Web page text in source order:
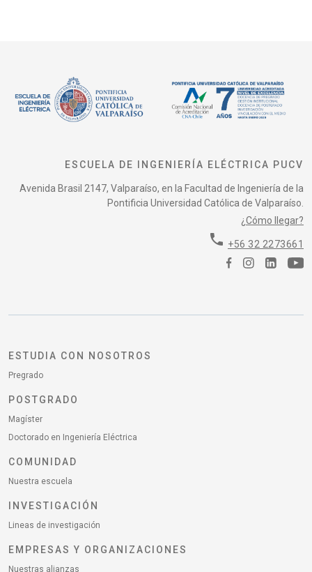
ESCUELA DE INGENIERÍA ELÉCTRICA PUCV
Avenida Brasil 2147, Valparaíso, en la Facultad de Ingeniería de la
Pontificia Universidad Católica de Valparaíso.
¿Cómo llegar?
phone +56 32 2273661
ESTUDIA CON NOSOTROS
Pregrado
POSTGRADO
Magíster
Doctorado en Ingeniería Eléctrica
COMUNIDAD
Nuestra escuela
INVESTIGACIÓN
Lineas de investigación
EMPRESAS Y ORGANIZACIONES
Nuestras alianzas